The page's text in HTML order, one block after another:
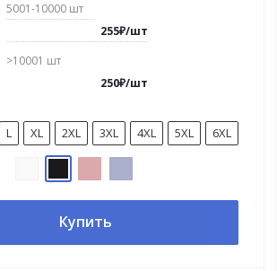
5001-10000 шт
255₽/шт
>10001 шт
250₽/шт
L XL 2XL 3XL 4XL 5XL 6XL
Купить